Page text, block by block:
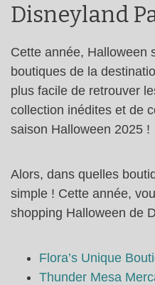
Disneyland
Cette année, Halloween
boutiques de la
plus facile de retrouver
collection inédites et de
saison Halloween 2025 !
Alors, dans quelles
simple ! Cette année,
shopping Halloween de
Flora’s Unique
Thunder Mesa